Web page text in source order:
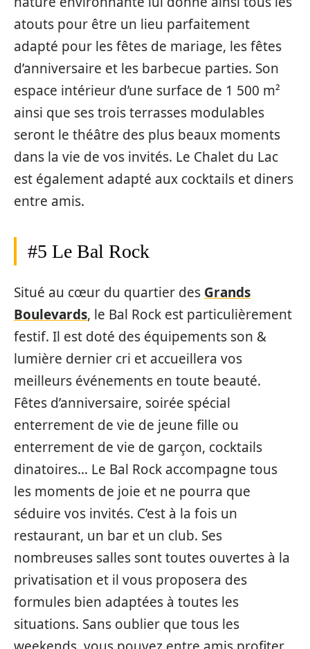
atouts pour être un lieu parfaitement
adapté pour les fêtes de mariage, les fêtes
d’anniversaire et les barbecue parties. Son
espace intérieur d’une surface de 1 500 m²
ainsi que ses trois terrasses modulables
seront le théâtre des plus beaux moments
dans la vie de vos invités. Le Chalet du Lac
est également adapté aux cocktails et diners
entre amis.
#5 Le Bal Rock
Situé au cœur du quartier des Grands
Boulevards, le Bal Rock est particulièrement
festif. Il est doté des équipements son &
lumière dernier cri et accueillera vos
meilleurs événements en toute beauté.
Fêtes d’anniversaire, soirée spécial
enterrement de vie de jeune fille ou
enterrement de vie de garçon, cocktails
dinatoires… Le Bal Rock accompagne tous
les moments de joie et ne pourra que
séduire vos invités. C’est à la fois un
restaurant, un bar et un club. Ses
nombreuses salles sont toutes ouvertes à la
privatisation et il vous proposera des
formules bien adaptées à toutes les
situations. Sans oublier que tous les